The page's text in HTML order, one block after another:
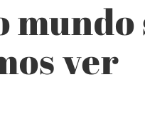
mundo
ver